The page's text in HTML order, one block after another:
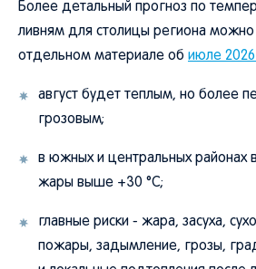
Более детальный прогноз по
ливням для столицы региона можно
отдельном материале об июле 2026
август будет теплым, но более
грозовым;
в южных и центральных
жары выше +30 °C;
главные риски - жара, засуха,
пожары, задымление, грозы,